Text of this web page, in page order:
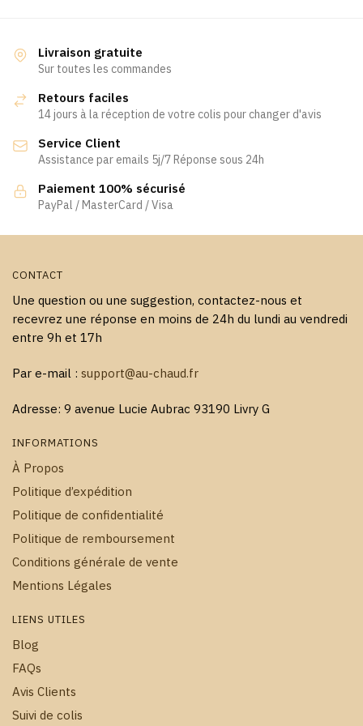
peuvent
être
Livraison gratuite
Sur toutes les commandes
Retours faciles
14 jours à la réception de votre colis pour changer d'avis
Service Client
Assistance par emails 5j/7 Réponse sous 24h
Paiement 100% sécurisé
PayPal / MasterCard / Visa
CONTACT
Une question ou une suggestion, contactez-nous et
recevrez une réponse en moins de 24h du lundi au vendredi
entre 9h et 17h
Par e-mail : support@au-chaud.fr
Adresse: 9 avenue Lucie Aubrac 93190 Livry G
INFORMATIONS
À Propos
Politique d’expédition
Politique de confidentialité
Politique de remboursement
Conditions générale de vente
Mentions Légales
LIENS UTILES
Blog
FAQs
Avis Clients
Suivi de colis